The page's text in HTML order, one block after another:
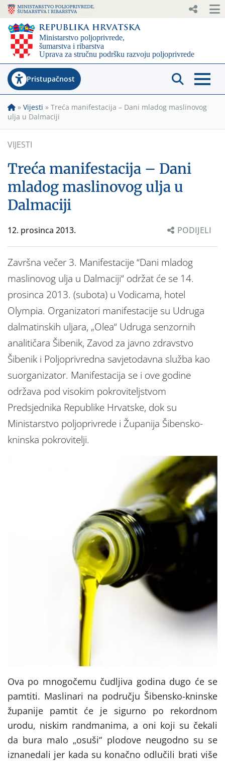
Pristupačnost
» Vijesti » Treća manifestacija – Dani mladog maslinovog
ulja u Dalmaciji
VIJESTI
Treća manifestacija – Dani
mladog maslinovog ulja u
Dalmaciji
12. prosinca 2013. PODIJELI
Završna večer 3. Manifestacije “Dani mladog
maslinovog ulja u Dalmaciji“ održat će se 14.
prosinca 2013. (subota) u Vodicama, hotel
Olympia. Organizatori manifestacije su Udruga
dalmatinskih uljara, „Olea“ Udruga senzornih
analitičara Šibenik, Zavod za javno zdravstvo
Šibenik i Poljoprivredna savjetodavna služba kao
suorganizator. Manifestacija se i ove godine
održava pod visokim pokroviteljstvom
Predsjednika Republike Hrvatske, dok su
Ministarstvo poljoprivrede i Županija Šibensko-
kninska pokrovitelji.
Ova po mnogočemu čudljiva godina dugo će se
pamtiti. Maslinari na području Šibensko-kninske
županije pamtit će je sigurno po rekordnom
urodu, niskim randmanima, a oni koji su čekali
da bura malo „osuši“ plodove neugodno su se
iznanedali jer kada su konačno odlučili brati više